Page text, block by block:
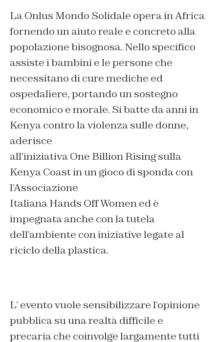
La Onlus Mondo Solidale opera in Africa
fornendo un aiuto reale e concreto alla
popolazione bisognosa. Nello specifico
assiste i bambini e le persone che
necessitano di cure mediche ed
ospedaliere, portando un sostegno
economico e morale. Si batte da anni in
Kenya contro la violenza sulle donne,
aderisce
all’iniziativa One Billion Rising sulla
Kenya Coast in un gioco di sponda con
l’Associazione
Italiana Hands Off Women ed è
impegnata anche con la tutela
dell’ambiente con iniziative legate al
riciclo della plastica.
L’ evento vuole sensibilizzare l’opinione
pubblica su una realtà difficile e
precaria che coinvolge largamente tutti